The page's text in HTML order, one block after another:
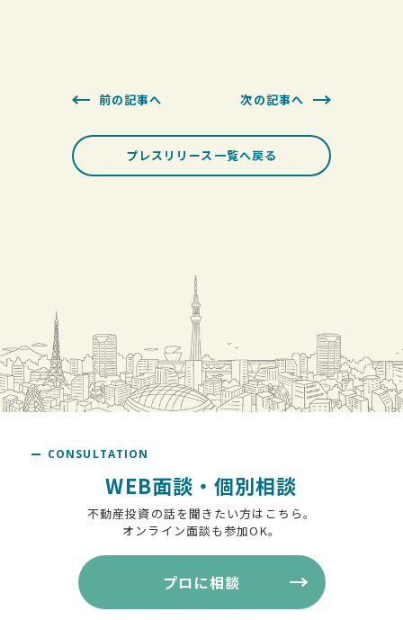
前の記事へ 次の記事へ
プレスリリース一覧へ戻る
CONSULTATION
WEB面談・個別相談
不動産投資の話を聞きたい方はこちら。
オンライン面談も参加OK。
プロに相談